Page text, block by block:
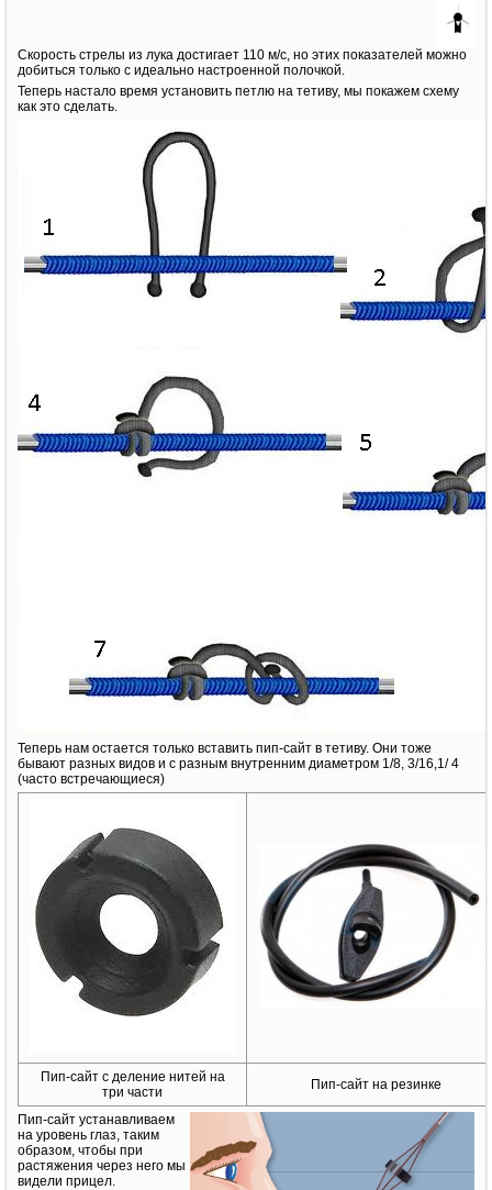
Скорость стрелы из лука достигает 110 м/с, но этих показателей можно
добиться только с идеально настроенной полочкой.
Теперь настало время установить петлю на тетиву, мы покажем схему
как это сделать.
Теперь нам остается только вставить пип-сайт в тетиву. Они тоже
бывают разных видов и с разным внутренним диаметром 1/8, 3/16,1/ 4
(часто встречающиеся)
Пип-сайт с деление нитей на
три части
Пип-сайт на резинке
Пип-сайт устанавливаем
на уровень глаз, таким
образом, чтобы при
растяжения через него мы
видели прицел.